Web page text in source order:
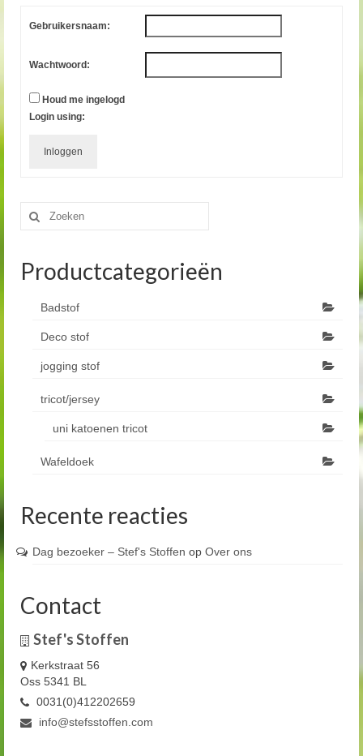
Gebruikersnaam:
Wachtwoord:
Houd me ingelogd
Login using:
Inloggen
Zoeken
naar:
Productcategorieën
Badstof
Deco stof
jogging stof
tricot/jersey
uni katoenen tricot
Wafeldoek
Recente reacties
Dag bezoeker – Stef's Stoffen op Over ons
Contact
Stef's Stoffen
Kerkstraat 56
Oss 5341 BL
0031(0)412202659
info@stefsstoffen.com